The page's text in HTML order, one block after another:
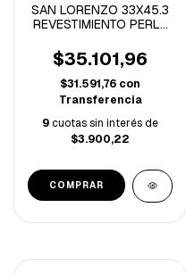
SAN LORENZO 33X45.3
REVESTIMIENTO PERLA
-2.24M/C
$35.101,96
$31.591,76 con
Transferencia
9cuotas sin interés de
$3.900,22